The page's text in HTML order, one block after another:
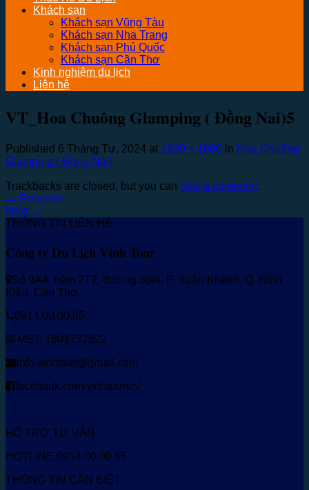
Khách sạn
Khách sạn Vũng Tàu
Khách sạn Nha Trang
Khách sạn Phú Quốc
Khách sạn Cần Thơ
Kinh nghiệm du lịch
Liên hệ
VT_Hoa Chuông Glamping ( Đồng Nai)5
Published 6 Tháng Tư, 2024 at 1920 × 1080 in Hoa Chuông
Glamping ( Đồng Nai)
Trackbacks are closed, but you can post a comment.
← Previous
Next →
THÔNG TIN LIÊN HỆ
Công ty Du Lịch Vinh Tour
Số 9A4, hẻm 2T2, đường 30/4, P. Xuân Khánh, Q. Ninh
Kiều, Cần Thơ
0914.00.00.65
MST: 1801737622
info.vinhtour@gmail.com
facebook.com/vinhtourvn/
HỖ TRỢ TƯ VẤN
HOTLINE 0914.00.00.65
THÔNG TIN CẦN BIẾT